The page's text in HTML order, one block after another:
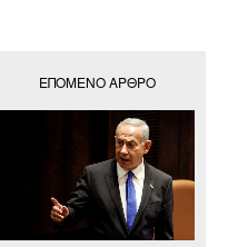
ΕΠΌΜΕΝΟ ΆΡΘΡΟ